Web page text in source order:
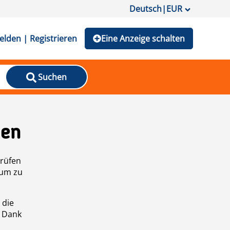
Deutsch|EUR
| Registrieren Eine Anzeige schalten
Suchen
zu
die